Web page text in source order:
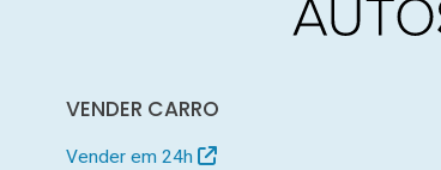
VENDER CARRO
Vender em 24h